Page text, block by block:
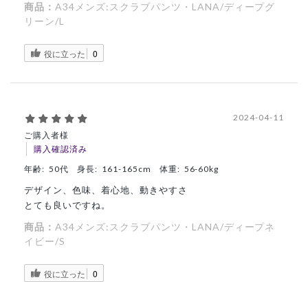
商品： A34メンズ:スクラブパンツ・LANA/ディープグ
リーン/L
役に立った 0
ご購入者様
購入確認済み
2024-04-11
年齢: 50代 身長: 161-165cm 体重: 56-60kg
デザイン、色味、着心地、動きやすさ
とても良いですね。
商品： A34メンズ:スクラブパンツ・LANA/ディープネ
イビー/S
役に立った 0